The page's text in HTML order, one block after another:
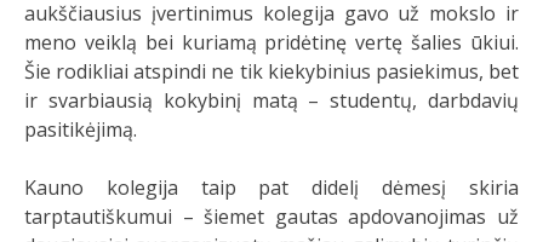
aukščiausius įvertinimus kolegija gavo už mokslo ir
meno veiklą bei kuriamą pridėtinę vertę šalies ūkiui.
Šie rodikliai atspindi ne tik kiekybinius pasiekimus, bet
ir svarbiausią kokybinį matą – studentų, darbdavių
pasitikėjimą.
Kauno kolegija taip pat didelį dėmesį skiria
tarptautiškumui – šiemet gautas apdovanojimas už